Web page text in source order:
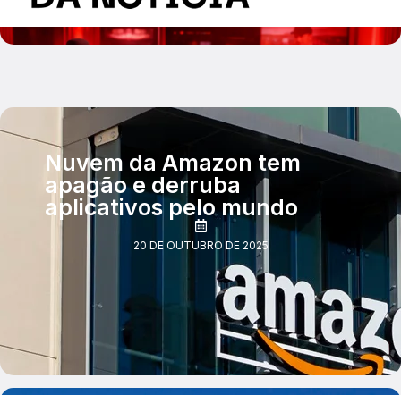
Nuvem da Amazon tem
apagão e derruba
aplicativos pelo mundo
20 DE OUTUBRO DE 2025